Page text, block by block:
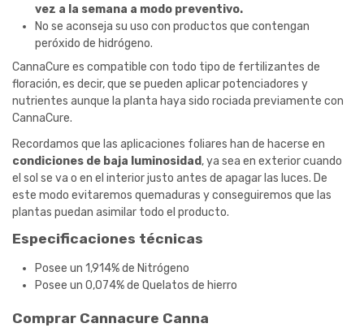
vez a la semana a modo preventivo.
No se aconseja su uso con productos que contengan
peróxido de hidrógeno.
CannaCure es compatible con todo tipo de fertilizantes de
floración, es decir, que se pueden aplicar potenciadores y
nutrientes aunque la planta haya sido rociada previamente con
CannaCure.
Recordamos que las aplicaciones foliares han de hacerse en
condiciones de baja luminosidad, ya sea en exterior cuando
el sol se va o en el interior justo antes de apagar las luces. De
este modo evitaremos quemaduras y conseguiremos que las
plantas puedan asimilar todo el producto.
Especificaciones técnicas
Posee un 1,914% de Nitrógeno
Posee un 0,074% de Quelatos de hierro
Comprar Cannacure Canna